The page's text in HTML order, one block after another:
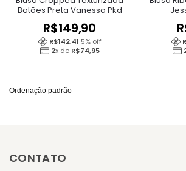
Botões Preta Vanessa Pkd
R$149,90
R$142,41 5% off
2x de R$74,95
CONTATO